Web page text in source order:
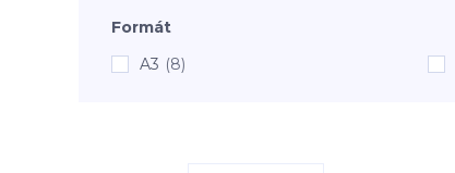
Formát
A3 (8)